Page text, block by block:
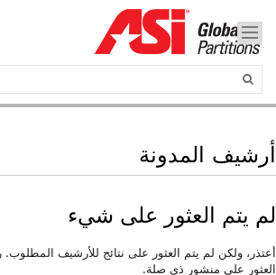
أرشيف المدونة
لم يتم العثور على شيء
أعتذر، ولكن لم يتم العثور على نتائج للأرشيف
العثور على منشور ذي صلة.